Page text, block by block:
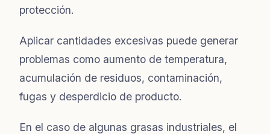
protección.
Aplicar cantidades excesivas puede generar
problemas como aumento de temperatura,
acumulación de residuos, contaminación,
fugas y desperdicio de producto.
En el caso de algunas grasas industriales, el